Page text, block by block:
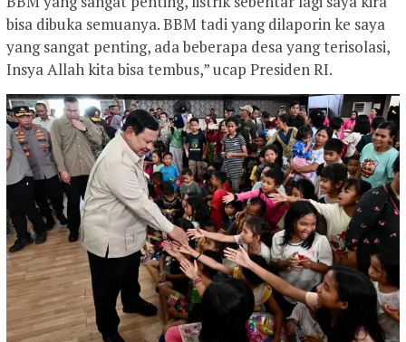
bisa dibuka semuanya. BBM tadi yang dilaporin ke saya
yang sangat penting, ada beberapa desa yang terisolasi,
Insya Allah kita bisa tembus,” ucap Presiden RI.